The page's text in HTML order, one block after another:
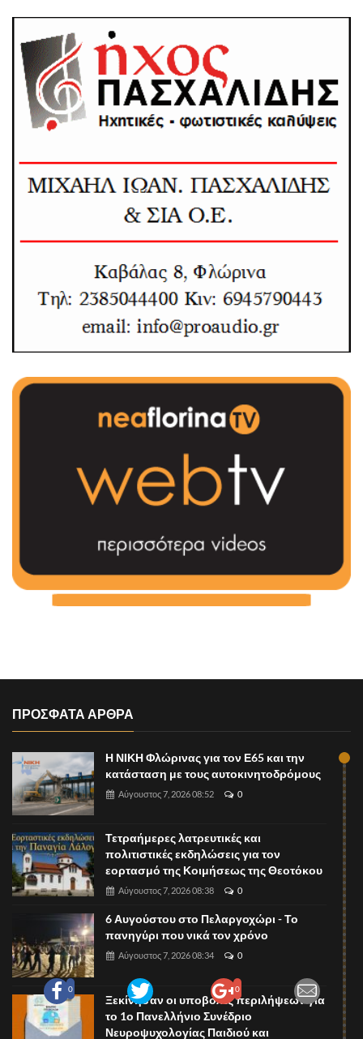
0 0
ΠΡΟΣΦΑΤΑ ΑΡΘΡΑ
Η ΝΙΚΗ Φλώρινας για τον Ε65 και την
κατάσταση με τους αυτοκινητοδρόμους
Αύγουστος 7, 2026 08:52 0
Τετραήμερες λατρευτικές και
πολιτιστικές εκδηλώσεις για τον
εορτασμό της Κοιμήσεως της Θεοτόκου
Αύγουστος 7, 2026 08:38 0
6 Αυγούστου στο Πελαργοχώρι - Το
πανηγύρι που νικά τον χρόνο
Αύγουστος 7, 2026 08:34 0
Ξεκίνησαν οι υποβολές περιλήψεων για
το 1ο Πανελλήνιο Συνέδριο
Νευροψυχολογίας Παιδιού και